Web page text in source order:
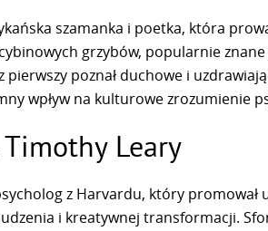
szamanka i poetka, która
grzybów, popularnie znane
pierwszy poznał duchowe i
wpływ na kulturowe zrozumienie
Timothy Leary
z Harvardu, który
i kreatywnej transformacji.